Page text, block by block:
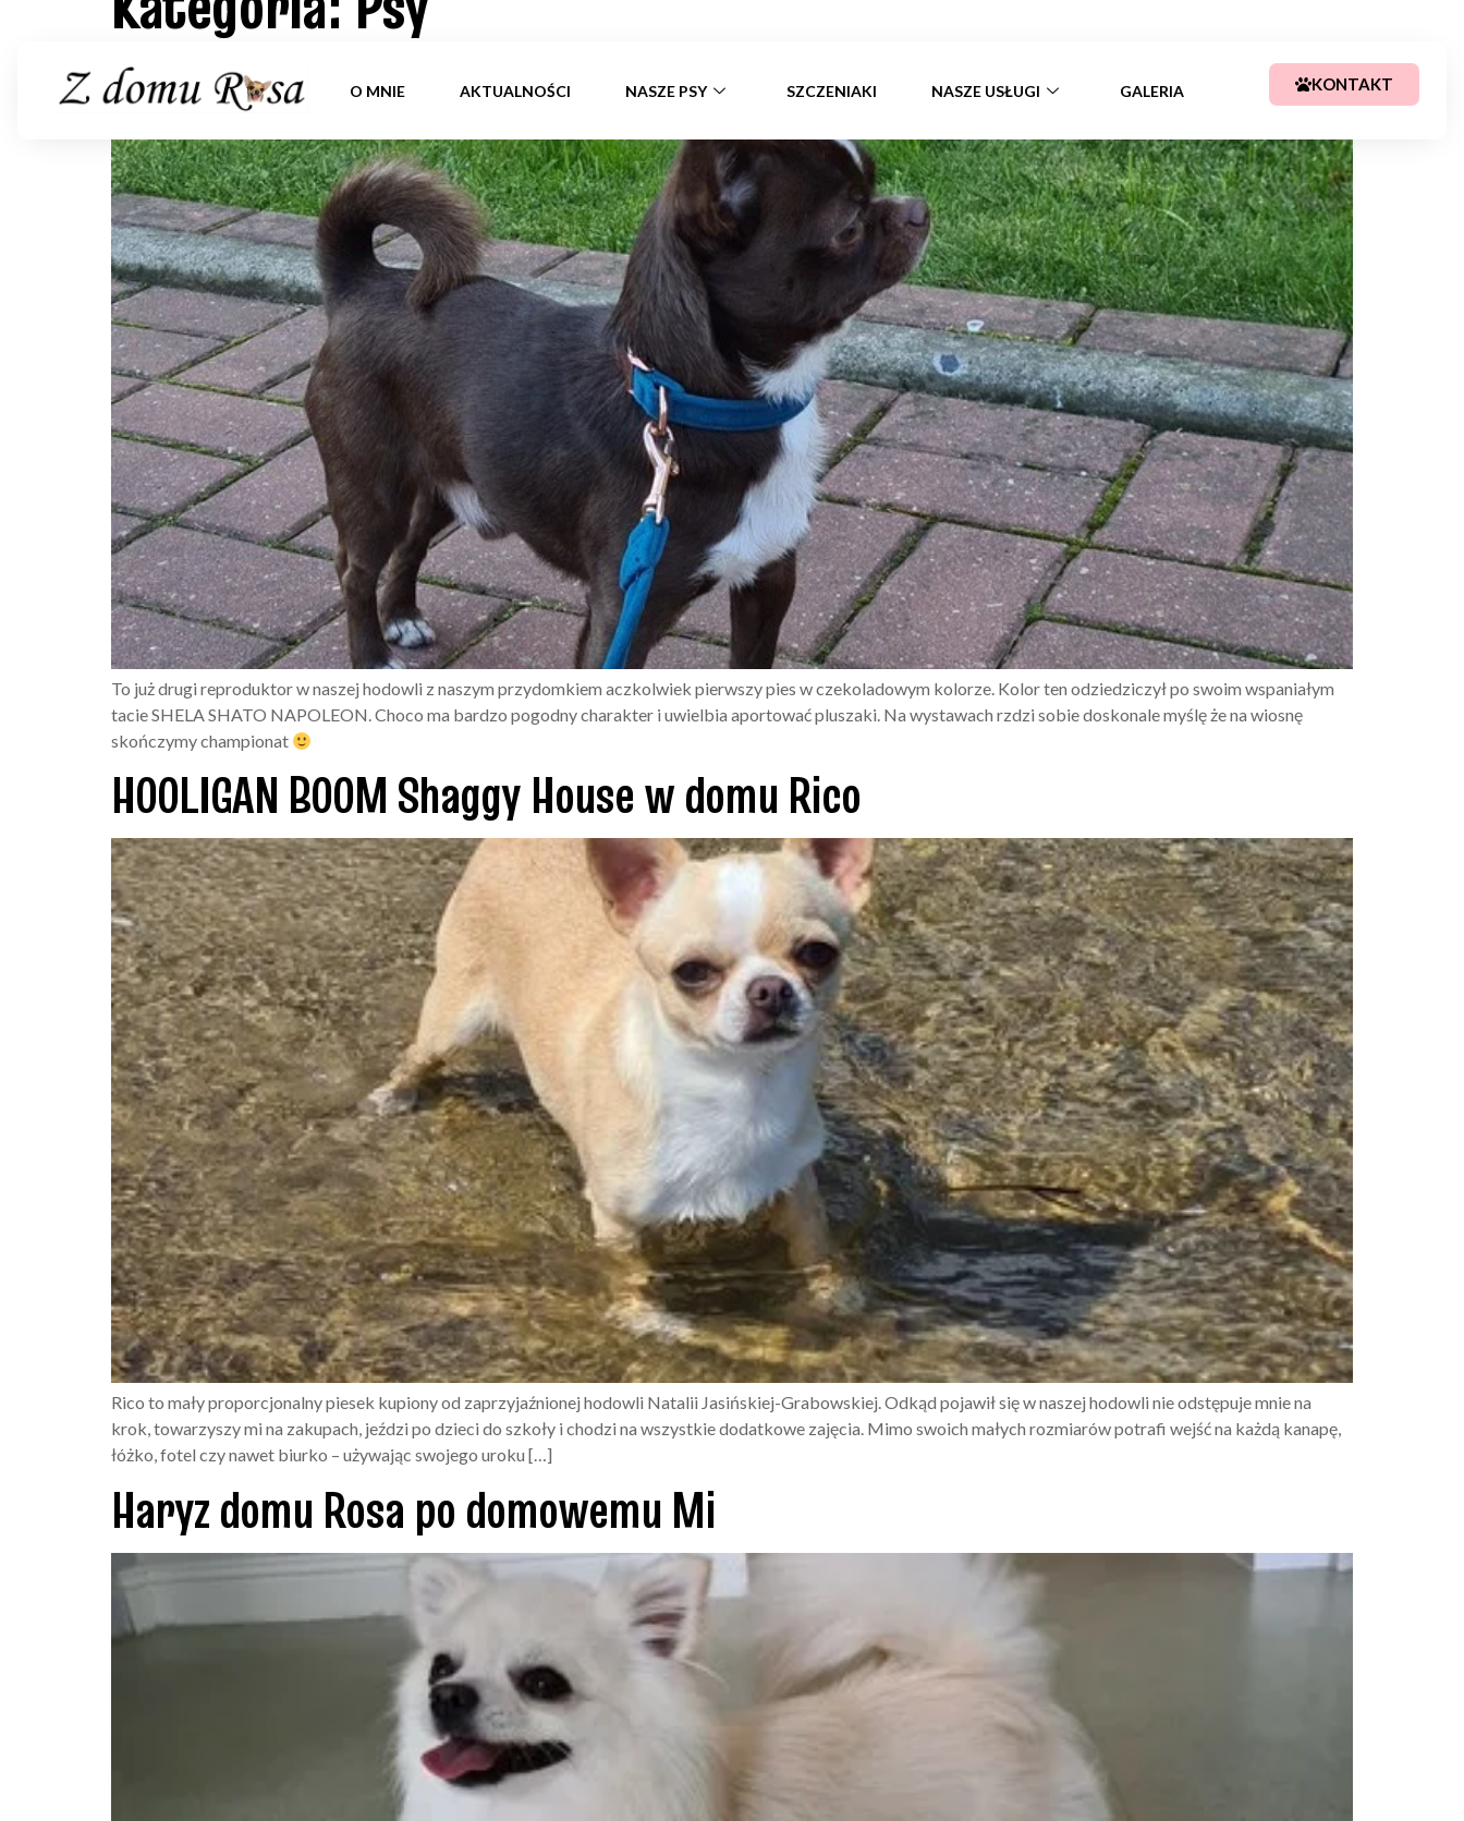
O MNIE AKTUALNOŚCI NASZE PSY SZCZENIAKI NASZE USŁUGI GALERIA KONTAKT
CHOCO z domu Rosa w domu nazywany Czesiem
To już drugi reproduktor w naszej hodowli z naszym przydomkiem aczkolwiek pierwszy pies w czekoladowym kolorze. Kolor ten odziedziczył po swoim wspaniałym
tacie SHELA SHATO NAPOLEON. Choco ma bardzo pogodny charakter i uwielbia aportować pluszaki. Na wystawach rzdzi sobie doskonale myślę że na wiosnę
skończymy championat
HOOLIGAN BOOM Shaggy House w domu Rico
Rico to mały proporcjonalny piesek kupiony od zaprzyjaźnionej hodowli Natalii Jasińskiej-Grabowskiej. Odkąd pojawił się w naszej hodowli nie odstępuje mnie na
krok, towarzyszy mi na zakupach, jeździ po dzieci do szkoły i chodzi na wszystkie dodatkowe zajęcia. Mimo swoich małych rozmiarów potrafi wejść na każdą kanapę,
łóżko, fotel czy nawet biurko – używając swojego uroku […]
Haryz domu Rosa po domowemu Miś